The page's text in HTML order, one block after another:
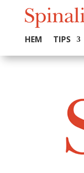
HEM TIPS